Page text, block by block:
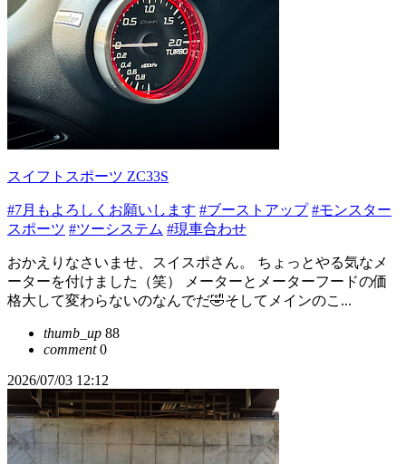
スイフトスポーツ ZC33S
#7月もよろしくお願いします #ブーストアップ #モンスター
スポーツ #ツーシステム #現車合わせ
おかえりなさいませ、スイスポさん。 ちょっとやる気なメ
ーターを付けました（笑） メーターとメーターフードの価
格大して変わらないのなんでだ🤣そしてメインのこ...
thumb_up 88
comment0
2026/07/03 12:12